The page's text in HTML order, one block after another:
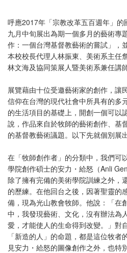
呼應2017年「宗教改革五百週年」
九月中旬展出為期一個多月的藝術
作：一個台灣基督教藝術的嘗試」，
本校校長代理人林振東、美術系主任
林文海及協同策展人暨美術系兼任講
展覽藉由十位受邀藝術家的創作，讓
信仰在台灣的現代社會中所具有的多
的生活項目的基礎上，開創一個可以
說，作品來自於牧師的藝術創作、基
的基督教藝術議題。以下先就個別展
在「牧師創作者」的分類中，我們可
學院創作碩士的安力・給怒（Anli
除了擁有完備的美術學院訓練之外，
的歷練。在他回台之後，因著聖靈的
備，現為光山教會牧師。他說：「在
中，我發現藝術、文化，沒有辦法為
愛，才能使人的生命得到改變。」對
「新造的人」的命題，都是這位牧
見安力・給怒的圖像創作之外，也特